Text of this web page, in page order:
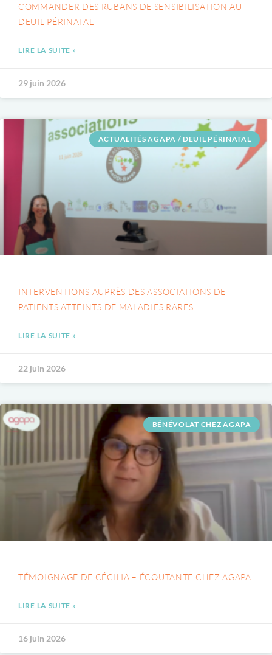
COMMANDER DES RUBANS DE SENSIBILISATION AU
DEUIL PÉRINATAL
LIRE LA SUITE »
29 juin 2026
ACTUALITÉS AGAPA / DEUIL PÉRINATAL
INTERVENTIONS AUPRÈS DES ASSOCIATIONS DE
PATIENTS ATTEINTS DE MALADIES RARES
LIRE LA SUITE »
22 juin 2026
BÉNÉVOLAT CHEZ AGAPA
TÉMOIGNAGE DE CÉCILIA – ÉCOUTANTE CHEZ AGAPA
LIRE LA SUITE »
16 juin 2026